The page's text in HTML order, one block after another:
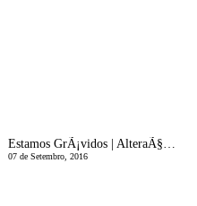
07 de Setembro, 2016